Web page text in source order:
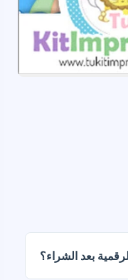
بعد الشراء؟